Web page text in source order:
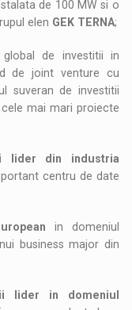
de 100 MW si o
elen GEK TERNA;
de investitii in
de joint venture cu
suveran de investitii
mai mari proiecte
lider din industria
centru de date
in domeniul
business major din
lider in domeniul